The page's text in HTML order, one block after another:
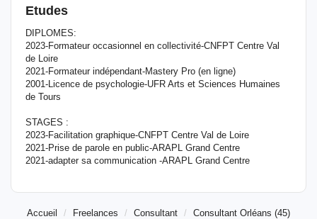
Etudes
DIPLOMES:
2023-Formateur occasionnel en collectivité-CNFPT Centre Val
de Loire
2021-Formateur indépendant-Mastery Pro (en ligne)
2001-Licence de psychologie-UFR Arts et Sciences Humaines
de Tours
STAGES :
2023-Facilitation graphique-CNFPT Centre Val de Loire
2021-Prise de parole en public-ARAPL Grand Centre
2021-adapter sa communication -ARAPL Grand Centre
Accueil Freelances Consultant
Consultant Orléans (45)